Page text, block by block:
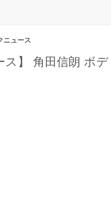
ニュース
ス】 角田信朗 ボ